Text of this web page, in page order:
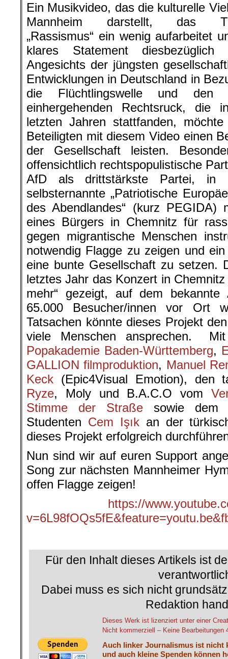
Ein Musikvideo, das die kulturelle
Mannheim darstellt, das
„Rassismus“ ein wenig aufarbeitet
klares Statement diesbezüglich
Angesichts der jüngsten
Entwicklungen in Deutschland in
die Flüchtlingswelle und den
einhergehenden Rechtsruck, die
letzten Jahren stattfanden,
Beteiligten mit diesem Video einen
der Gesellschaft leisten.
offensichtlich rechtspopulistische
AfD als drittstärkste Partei, in
selbsternannte „Patriotische
des Abendlandes“ (kurz PEGIDA)
eines Bürgers in Chemnitz für
gegen migrantische Menschen
notwendig Flagge zu zeigen und
eine bunte Gesellschaft zu setzen.
letztes Jahr das Konzert in
mehr“ gezeigt, auf dem
65.000 Besucher/innen vor Ort
Tatsachen könnte dieses Projekt
viele Menschen ansprechen.
Popakademie Baden-Württemberg,
GALLION filmproduktion, Manuel
Keck (Epic4Visual Emotion), den
Ryze, Moly und B.A.C.O vom
Stimme der Straße sowie dem
Studenten Cem Işıkan der
dieses Projekt erfolgreich
Nun sind wir auf euren Support
Song zur nächsten Mannheimer
offen Flagge zeigen!
https://
Für den Inhalt dieses Artikels ist
Dabei muss es sich nicht
Redaktion
Dieses Werk ist lizenziert unter einer
Nicht kommerziell – Keine Bearbeitungen
Auch linker Journalismus ist nicht
und auch kleine Spenden können